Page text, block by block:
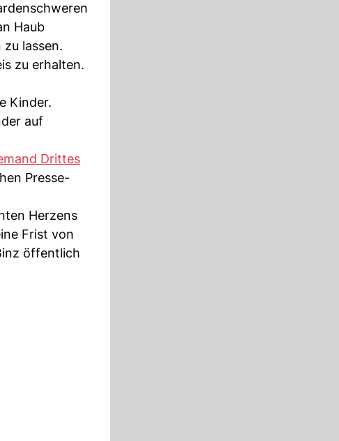
Haub
lassen.
zu erhalten.
Kinder.
auf
Drittes
Presse-
Herzens
Frist von
öffentlich